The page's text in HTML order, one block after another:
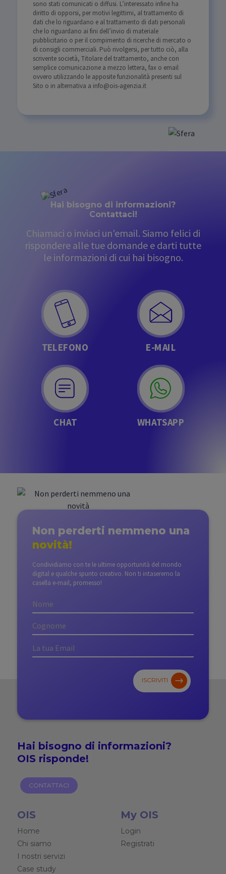
sono stati comunicati o diffusi. L’interessato infine ha
diritto di opporsi, per motivi legittimi, al trattamento di
dati che lo riguardano e al trattamento di dati personali
che lo riguardano ai fini dell’invio di materiale
pubblicitario o per il compimento di ricerche di mercato o
di consigli commerciali. Può rivolgersi, per tutto ciò, alla
scrivente società, Titolare del trattamento, anche con
semplice comunicazione a mezzo lettera, fax o email
ovvero utilizzando le apposite funzionalità presenti sul
Sito o in alternativa a info@ois-agenzia.it
Hai bisogno di informazioni?
Contattaci!
Chiamaci o inviaci un'email. Siamo felici di
rispondere alle tue domande e darti tutte
le informazioni di cui hai bisogno.
TELEFONO E-MAIL
CHAT WHATSAPP
Non perderti nemmeno una
novità!
Condividiamo con te le ultime opportunità del mondo
digital e qualche spunto creativo. Non ti intaseremo la
casella e-mail, promesso!
ISCRIVITI
Hai bisogno di informazioni?
OIS risponde!
CONTATTACI
OIS
Home
Chi siamo
I nostri servizi
Case study
My OIS
Login
Registrati